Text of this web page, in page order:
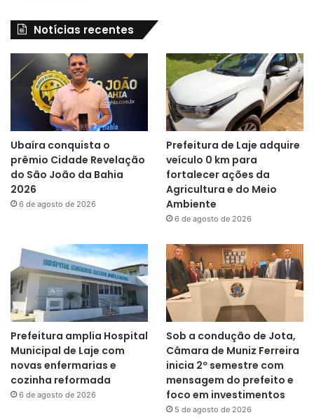
Notícias recentes
Ubaíra conquista o
prêmio Cidade Revelação
do São João da Bahia
2026
6 de agosto de 2026
Prefeitura de Laje adquire
veículo 0 km para
fortalecer ações da
Agricultura e do Meio
Ambiente
6 de agosto de 2026
Prefeitura amplia Hospital
Municipal de Laje com
novas enfermarias e
cozinha reformada
6 de agosto de 2026
Sob a condução de Jota,
Câmara de Muniz Ferreira
inicia 2º semestre com
mensagem do prefeito e
foco em investimentos
5 de agosto de 2026